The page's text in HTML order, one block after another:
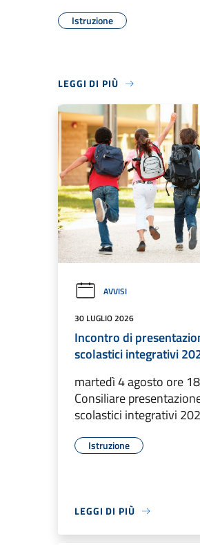
Istruzione
LEGGI DI PIÙ
AVVISI
30 LUGLIO 2026
Incontro di
scolastici integrativi
martedì 4 agosto ore
Consiliare
scolastici integrativi
Istruzione
LEGGI DI PIÙ